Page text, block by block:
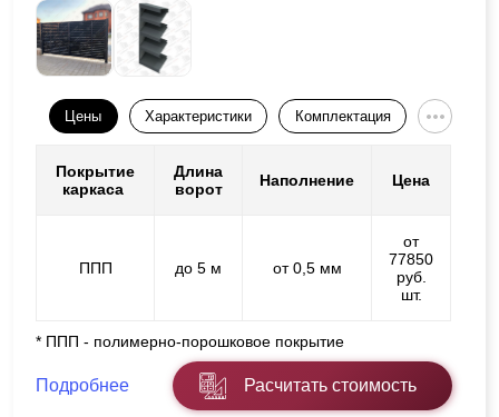
Цены Характеристики Комплектация
Покрытие
каркаса
Длина
ворот
Наполнение Цена
ППП до 5 м от 0,5 мм
от
77850
руб.
шт.
* ППП - полимерно-порошковое покрытие
Подробнее Расчитать стоимость